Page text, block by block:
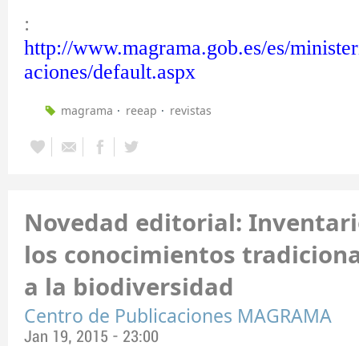
:
http://www.magrama.gob.es/es/
aciones/default.aspx
magrama reeap revistas
Novedad editorial:
los conocimientos
a la biodiversidad
Centro de Publicaciones MAGRAMA
Jan 19, 2015 - 23:00